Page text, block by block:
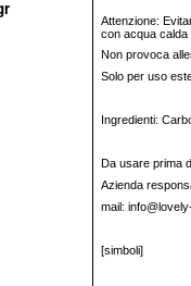
Attenzione:
con acqua calda
Non provoca
Solo per uso
Ingredienti:
Da usare prima
Azienda
mail:
[simboli]